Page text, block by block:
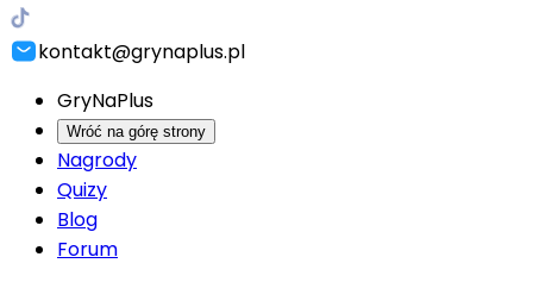
kontakt@grynaplus.pl
GryNaPlus
Wróć na górę strony
Nagrody
Quizy
Blog
Forum